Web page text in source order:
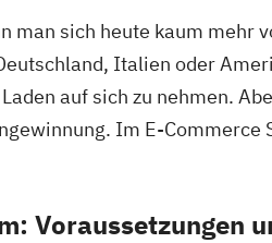
man sich heute kaum
Italien oder
auf sich zu nehmen.
Im E-
Voraussetzungen